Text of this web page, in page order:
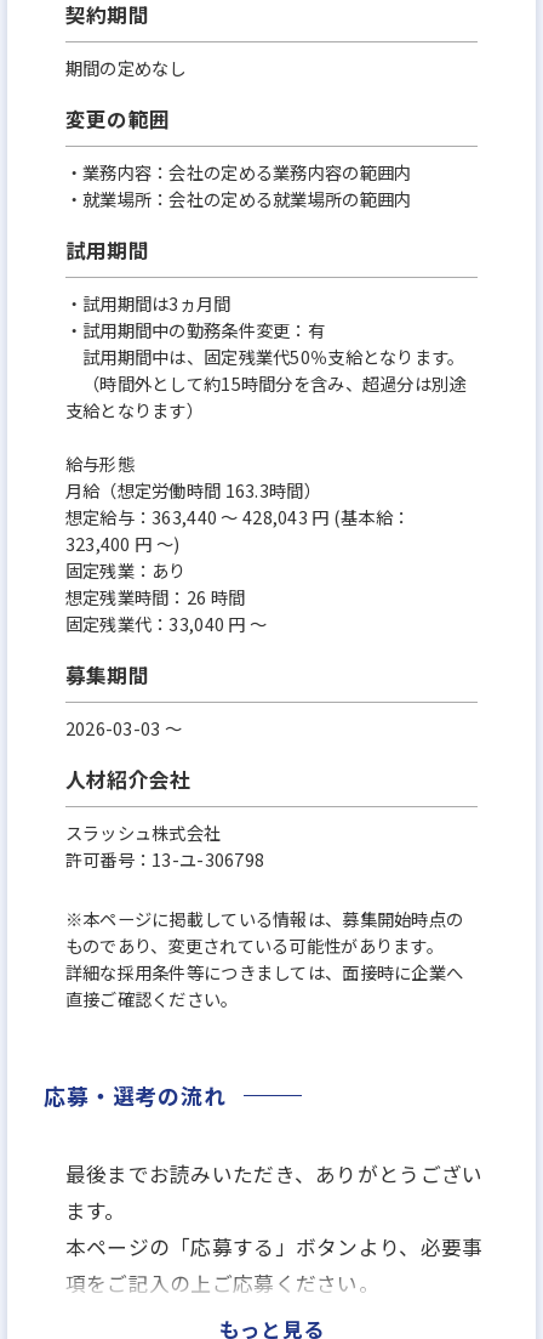
契約期間
期間の定めなし
変更の範囲
・業務内容：会社の定める業務内容の範囲内
・就業場所：会社の定める就業場所の範囲内
試用期間
・試用期間は3ヵ月間
・試用期間中の勤務条件変更：有
試用期間中は、固定残業代50％支給となります。
（時間外として約15時間分を含み、超過分は別途
支給となります）
給与形態
月給（想定労働時間 163.3時間）
想定給与：363,440 ～ 428,043 円 (基本給：
323,400 円 ～)
固定残業：あり
想定残業時間：26 時間
固定残業代：33,040 円 ～
募集期間
2026-03-03 〜
人材紹介会社
スラッシュ株式会社
許可番号：13-ユ-306798
※本ページに掲載している情報は、募集開始時点の
ものであり、変更されている可能性があります。
詳細な採用条件等につきましては、面接時に企業へ
直接ご確認ください。
応募・選考の流れ
最後までお読みいただき、ありがとうござい
ます。
本ページの「応募する」ボタンより、必要事
項をご記入の上ご応募ください。
もっと見る